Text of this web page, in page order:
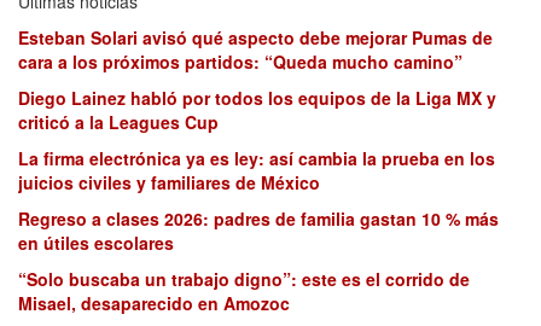
Esteban Solari avisó qué aspecto debe mejorar Pumas de
cara a los próximos partidos: “Queda mucho camino”
Diego Lainez habló por todos los equipos de la Liga MX y
criticó a la Leagues Cup
La firma electrónica ya es ley: así cambia la prueba en los
juicios civiles y familiares de México
Regreso a clases 2026: padres de familia gastan 10 % más
en útiles escolares
“Solo buscaba un trabajo digno”: este es el corrido de
Misael, desaparecido en Amozoc